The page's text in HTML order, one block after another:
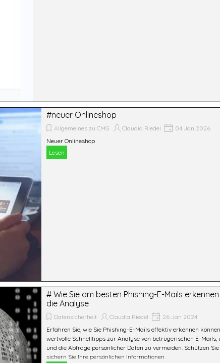
#neuer Onlineshop
Allgemeines zu CMG Claudia Riedel
04 Jan 2026
Neuer Onlineshop
Lesen
# Wie Sie am besten Phishing-E-Mails
die Analyse
Datensicherheit Claudia Riedel
26 Jan 2024
Erfahren Sie, wie Sie Phishing-E-Mails effektiv erkennen
wertvolle Schnelltipps zur Analyse von betrügerischen E-Mails,
und die Abfrage persönlicher Daten zu vermeiden. Schützen
sichern Sie Ihre persönlichen Informationen.